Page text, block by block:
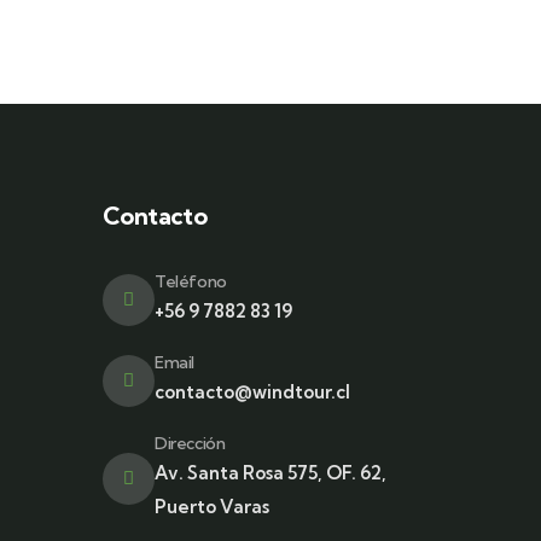
Contacto
Teléfono
+56 9 7882 83 19
Email
contacto@windtour.cl
Dirección
Av. Santa Rosa 575, OF. 62,
Puerto Varas